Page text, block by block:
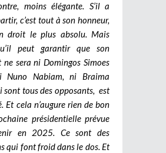
moins élégante. S’il a
c’est tout à son honneur,
droit le plus absolu. Mais
peut garantir que son
sera ni Domingos Simoes
Nuno Nabiam, ni Braima
sont tous des opposants, est
Et cela n’augure rien de bon
présidentielle prévue
en 2025. Ce sont des
qui font froid dans le dos. Et